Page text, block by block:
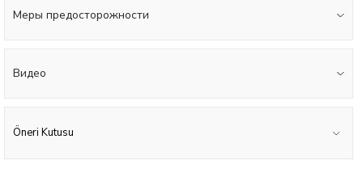
Меры предосторожности
Видео
Öneri Kutusu